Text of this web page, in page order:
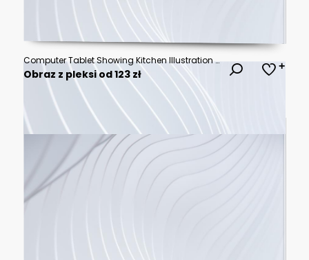
Computer Tablet Showing Kitchen Illustration On House Plans, Pencil and Compass
Obraz z pleksi od 123 zł